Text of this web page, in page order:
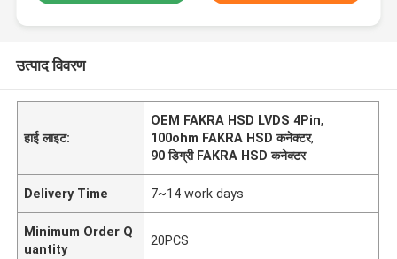
उत्पाद विवरण
हाई लाइट:
OEM FAKRA HSD LVDS 4Pin,
100ohm FAKRA HSD कनेक्टर,
90 डिग्री FAKRA HSD कनेक्टर
Delivery Time 7~14 work days
Minimum Order Q
uantity
20PCS